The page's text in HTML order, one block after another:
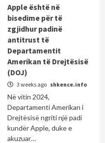
Apple është në
bisedime për të
zgjidhur padinë
antitrust të
Departamentit
Amerikan të Drejtësisë
(DOJ)
3 weeks ago shkence.info
Në vitin 2024,
Departamenti Amerikan i
Drejtësisë ngriti një padi
kundër Apple, duke e
akuzuar…